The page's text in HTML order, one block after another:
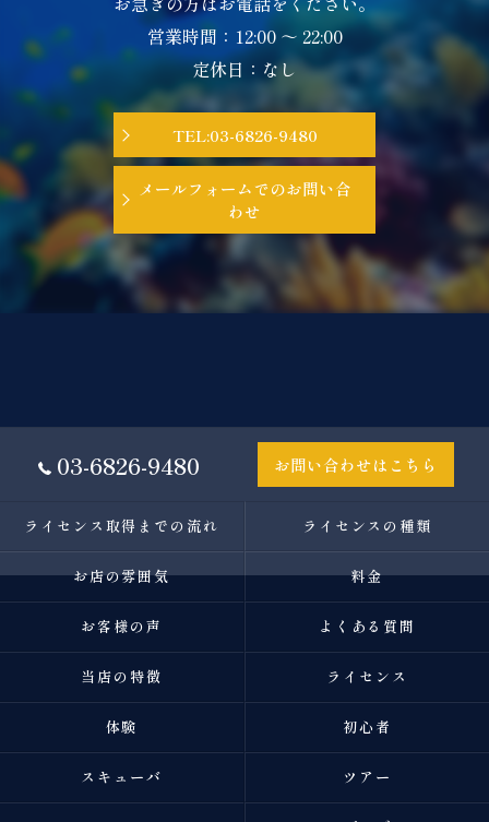
営業時間：12:00 ～ 22:00
定休日：なし
TEL:03-6826-9480
メールフォームでのお問い合
わせ
03-6826-9480 お問い合わせはこちら
ライセンス取得までの流れ ライセンスの種類
お店の雰囲気 料金
お客様の声 よくある質問
当店の特徴 ライセンス
体験 初心者
スキューバ ツアー